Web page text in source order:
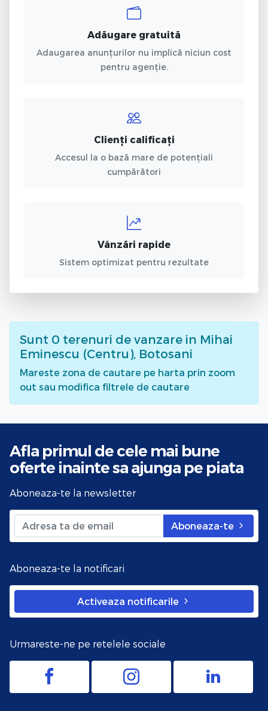
Adăugare gratuită
Adaugarea anunțurilor nu implică niciun cost
pentru agenție.
Clienți calificați
Accesul la o bază mare de potențiali
cumpărători
Vânzări rapide
Sistem optimizat pentru rezultate
Sunt 0 terenuri de vanzare in Mihai
Eminescu (Centru), Botosani
Mareste zona de cautare pe harta prin zoom
out sau modifica filtrele de cautare
Afla primul de cele mai bune
oferte inainte sa ajunga pe piata
Aboneaza-te la newsletter
Aboneaza-te
Aboneaza-te la notificari
Activeaza notificarile
Urmareste-ne pe retelele sociale